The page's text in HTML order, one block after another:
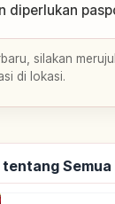
diperlukan
silakan
di lokasi.
Semua